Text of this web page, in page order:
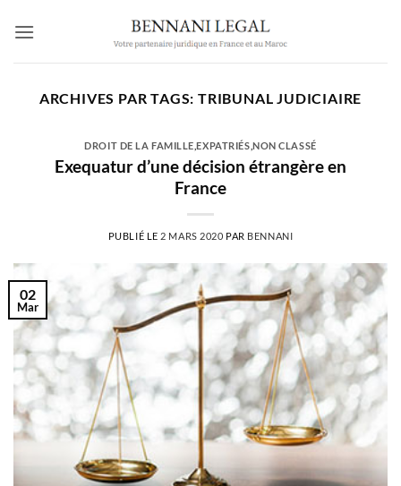
ARCHIVES PAR TAGS: TRIBUNAL JUDICIAIRE
DROIT DE LA FAMILLE ,EXPATRIÉS ,NON CLASSÉ
Exequatur d’une décision étrangère en
France
PUBLIÉ LE 2 MARS 2020 PAR BENNANI
02
Mar